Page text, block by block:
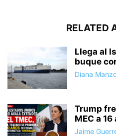
RELATED
Llega al
buque
Diana
Trump
MEC a
Jaime